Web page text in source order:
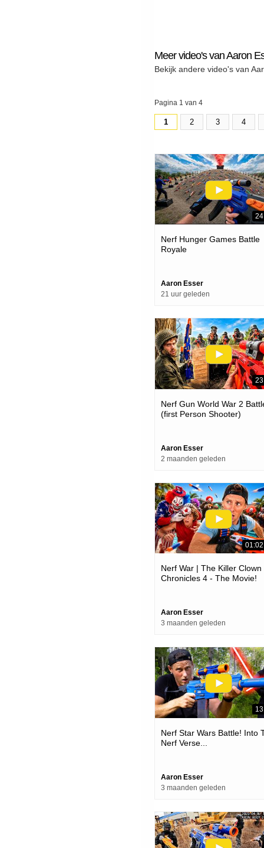
Meer video's van Aaron
Bekijk andere video's van
Pagina 1 van 4
1 2 3 4
Nerf Hunger Games Battle
Royale
Aaron Esser
21 uur geleden
Nerf Gun World War 2
(first Person Shooter)
Aaron Esser
2 maanden geleden
Nerf War | The Killer Clown
Chronicles 4 - The Movie!
Aaron Esser
3 maanden geleden
Nerf Star Wars Battle! Into
Nerf Verse...
Aaron Esser
3 maanden geleden